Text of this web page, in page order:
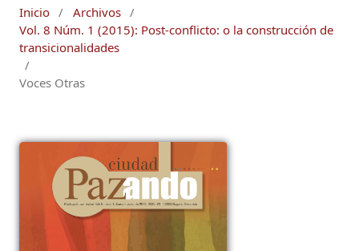
Inicio / Archivos /
Vol. 8 Núm. 1 (2015): Post-conflicto: o la construcción de
transicionalidades
/
Voces Otras